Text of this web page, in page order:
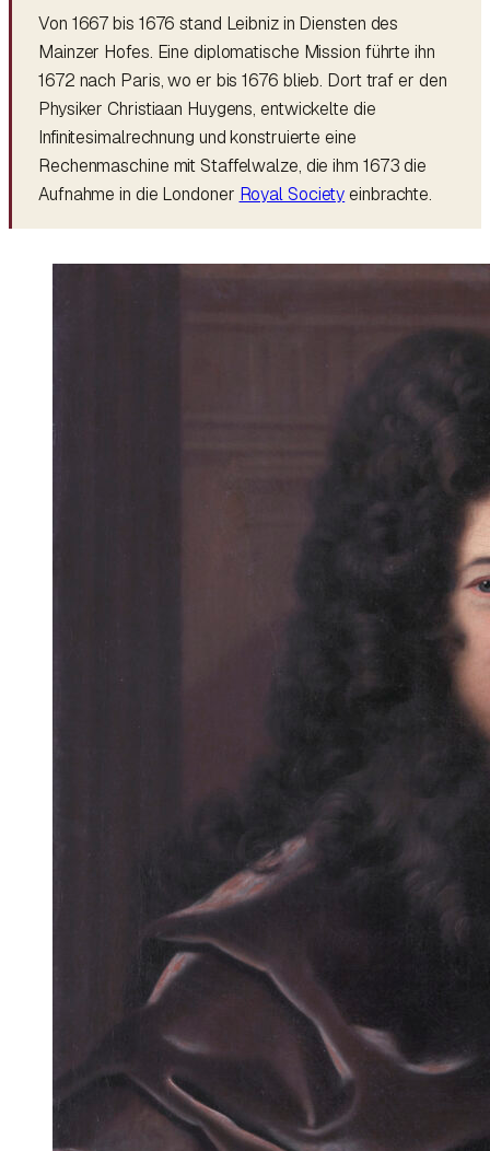
Von 1667 bis 1676 stand Leibniz in Diensten des
Mainzer Hofes. Eine diplomatische Mission führte ihn
1672 nach Paris, wo er bis 1676 blieb. Dort traf er den
Physiker Christiaan Huygens, entwickelte die
Infinitesimalrechnung und konstruierte eine
Rechenmaschine mit Staffelwalze, die ihm 1673 die
Aufnahme in die Londoner Royal Societyeinbrachte.